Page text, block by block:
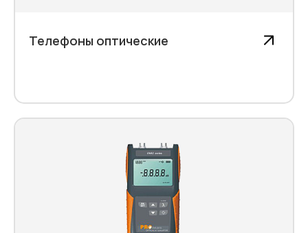
Телефоны оптические